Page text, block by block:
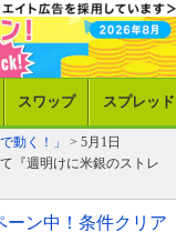
スワップ スプレッド
動く！」
> 5月1日
『週明けに米銀のストレ
ーン中！条件クリア